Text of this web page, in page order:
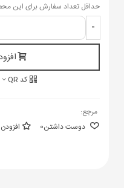
حداقل تعداد سفارش برای این محصول 10
-
کد QR
مرجع:
دوست داشتن0